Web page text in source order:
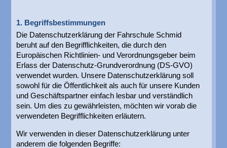
1. Begriffsbestimmungen
Die Datenschutzerklärung der Fahrschule Schmid
beruht auf den Begrifflichkeiten, die durch den
Europäischen Richtlinien- und Verordnungsgeber beim
Erlass der Datenschutz-Grundverordnung (DS-GVO)
verwendet wurden. Unsere Datenschutzerklärung soll
sowohl für die Öffentlichkeit als auch für unsere Kunden
und Geschäftspartner einfach lesbar und verständlich
sein. Um dies zu gewährleisten, möchten wir vorab die
verwendeten Begrifflichkeiten erläutern.
Wir verwenden in dieser Datenschutzerklärung unter
anderem die folgenden Begriffe: